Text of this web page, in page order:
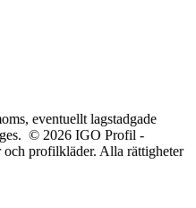
eventuellt lagstadgade
© 2026 IGO Profil -
och profilkläder. Alla rättigheter